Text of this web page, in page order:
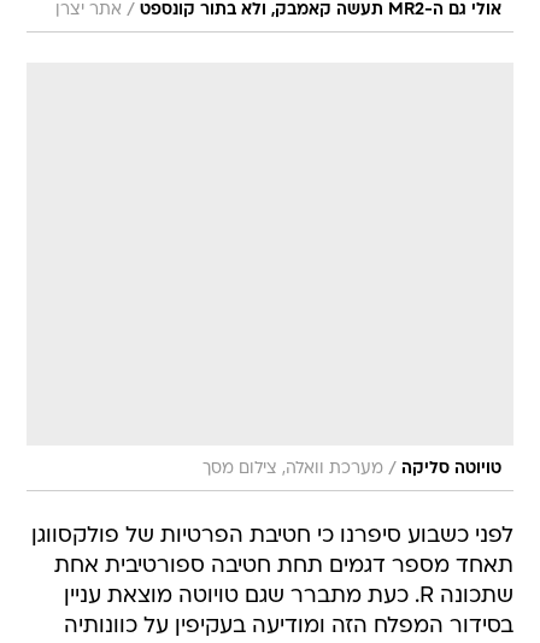
אולי גם ה-MR2 תעשה קאמבק, ולא בתור קונספט / אתר יצרן
טויוטה סליקה / מערכת וואלה, צילום מסך
לפני כשבוע סיפרנו כי חטיבת הפרטיות של פולקסווגן
תאחד מספר דגמים תחת חטיבה ספורטיבית אחת
שתכונה R. כעת מתברר שגם טויוטה מוצאת עניין
בסידור המפלח הזה ומודיעה בעקיפין על כוונותיה